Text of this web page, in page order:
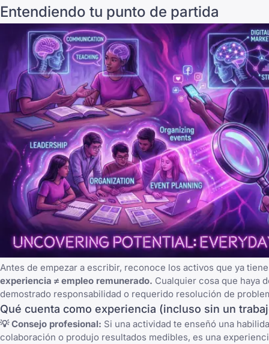
Entendiendo tu punto de partida
Antes de empezar a escribir, reconoce los activos que ya
experiencia ≠ empleo remunerado. Cualquier cosa que haya
demostrado responsabilidad o requerido resolución de
Qué cuenta como experiencia (incluso sin un
💡 Consejo profesional: Si una actividad te enseñó una
colaboración o produjo resultados medibles, es una